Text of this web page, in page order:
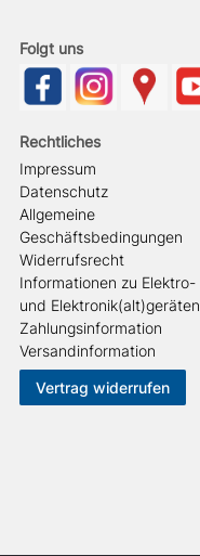
Folgt uns
Rechtliches
Impressum
Datenschutz
Allgemeine
Geschäftsbedingungen
Widerrufsrecht
Informationen zu Elektro-
und Elektronik(alt)geräten
Zahlungsinformation
Versandinformation
Vertrag widerrufen